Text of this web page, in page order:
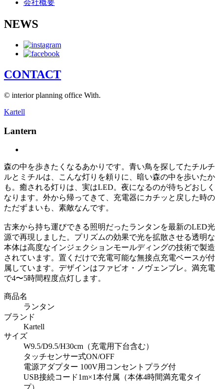
会社概要
NEWS
CONTACT
© interior planning office With.
Kartell
Lantern
森の中を歩きたくなるあかりです。青い鳥を探してたチルチ
ルとミチルは、こんな灯りを頼りに、暗い森の中を歩いたか
も。癒される灯りは、実はLED。夜になるのが待ちどおしく
なります。外から帰ってきて、充電器にカチッと戻した時の
ただずまいも、素敵なんです。
古来から持ち運びできる照明だったランタンを最新のLED光
源で再現しました。プリズムの効果で光を拡散させる透明な
本体は高度なインジェクションモールディングの技術で製造
されています。置くだけで充電可能な無接点充電ベースが付
属しています。デザインはファビオ・ノヴェンブレ。満充電
で4〜5時間程度点灯します。
商品名
ランタン
ブランド
Kartell
サイズ
W9.5/D9.5/H30cm（充電用下台含む）
タッチセンサー式ON/OFF
電源アダプター 100V用コンセントプラグ付
USB接続コード1m×1本付属（本体4時間満充電タイ